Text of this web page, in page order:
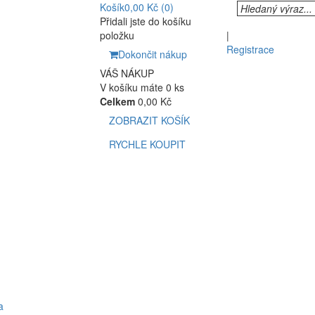
Košík0,00 Kč (0)
Přidali jste do košíku
položku
Dokončit nákup
VÁŠ NÁKUP
V košíku máte 0 ks
Celkem 0,00 Kč
ZOBRAZIT KOŠÍK
RYCHLE KOUPIT
|
Registrace